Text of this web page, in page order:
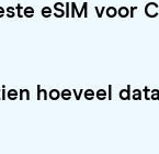
eSIM voor
hoeveel